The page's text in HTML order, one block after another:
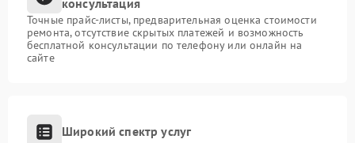
Точные прайс-листы, предварительная оценка стоимости
ремонта, отсутствие скрытых платежей и возможность
бесплатной консультации по телефону или онлайн на
сайте
Широкий спектр услуг